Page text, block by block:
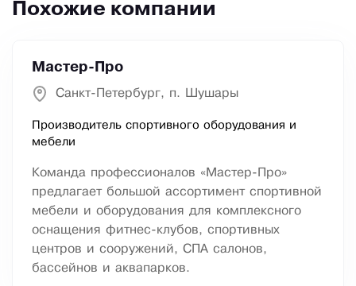
Похожие компании
Мастер-Про
Санкт-Петербург, п. Шушары
Производитель спортивного оборудования и
мебели
Команда профессионалов «Мастер-Про»
предлагает большой ассортимент спортивной
мебели и оборудования для комплексного
оснащения фитнес-клубов, спортивных
центров и сооружений, СПА салонов,
бассейнов и аквапарков.